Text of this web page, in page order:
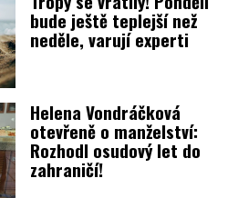
bude ještě teplejší než
neděle, varují experti
Helena Vondráčková
otevřeně o manželství:
Rozhodl osudový let do
zahraničí!